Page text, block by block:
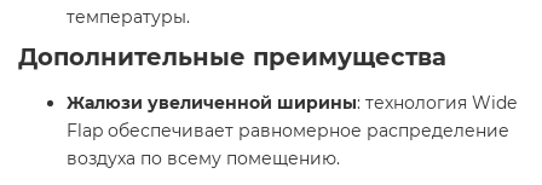
температуры.​
Дополнительные преимущества
Жалюзи увеличенной ширины: технология Wide
Flap обеспечивает равномерное распределение
воздуха по всему помещению.​